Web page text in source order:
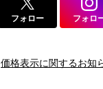
フォロー フォロ
価格表示に関するお知